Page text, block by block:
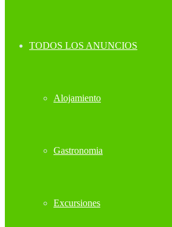
TODOS LOS ANUNCIOS
Alojamiento
Gastronomia
Excursiones